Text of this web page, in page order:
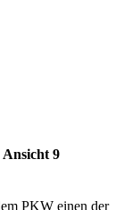
Ansicht 9
PKW einen der